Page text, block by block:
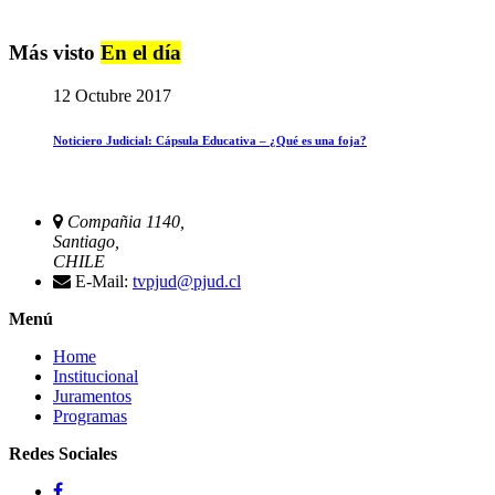
Más visto En el día
12 Octubre 2017
Noticiero Judicial: Cápsula Educativa – ¿Qué es una foja?
Compañia 1140,
Santiago,
CHILE
E-Mail: tvpjud@pjud.cl
Menú
Home
Institucional
Juramentos
Programas
Redes Sociales